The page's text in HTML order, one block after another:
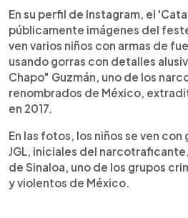
En su perfil de Instagram, el
públicamente imágenes del
ven varios niños con armas de
usando gorras con detalles
Chapo" Guzmán, uno de los
renombrados de México,
en 2017.
En las fotos, los niños se ven
JGL, iniciales del
de Sinaloa, uno de los grupos
y violentos de México.